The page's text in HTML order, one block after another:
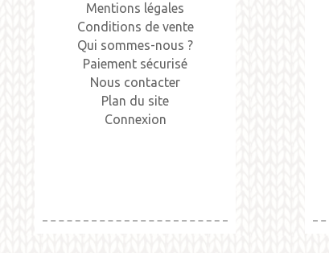
Mentions légales
Conditions de vente
Qui sommes-nous ?
Paiement sécurisé
Nous contacter
Plan du site
Connexion